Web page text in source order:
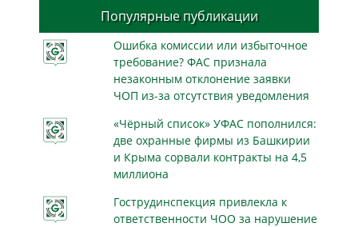
Популярные публикации
Ошибка комиссии или избыточное
требование? ФАС признала
незаконным отклонение заявки
ЧОП из-за отсутствия уведомления
«Чёрный список» УФАС пополнился:
две охранные фирмы из Башкирии
и Крыма сорвали контракты на 4,5
миллиона
Гострудинспекция привлекла к
ответственности ЧОО за нарушение